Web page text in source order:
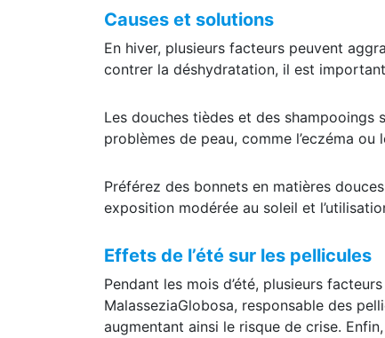
Causes et solutions
En hiver, plusieurs facteurs peuvent
contrer la déshydratation, il est
Les douches tièdes et des shampooings
problèmes de peau, comme l’eczéma
Préférez des bonnets en matières
exposition modérée au soleil et
Effets de l’été sur les pellicules
Pendant les mois d’été, plusieurs
MalasseziaGlobosa, responsable des
augmentant ainsi le risque de crise.